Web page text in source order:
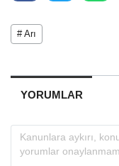
# Arı
YORUMLAR